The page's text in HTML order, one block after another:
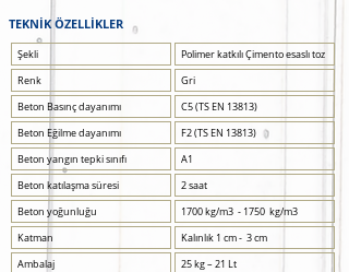
TEKNİK ÖZELLİKLER
Polimer katkılı Çimento esaslı toz
Gri
C5 (TS EN 13813)
F2 (TS EN 13813)
A1
2 saat
1700 kg/m3 - 1750 kg/m3
Kalınlık 1 cm - 3 cm
25 kg – 21 Lt
Şekli
Renk
Beton Basınç dayanımı
Beton Eğilme dayanımı
Beton yangın tepki sınıfı
Beton katılaşma süresi
Beton yoğunluğu
Katman
Ambalaj